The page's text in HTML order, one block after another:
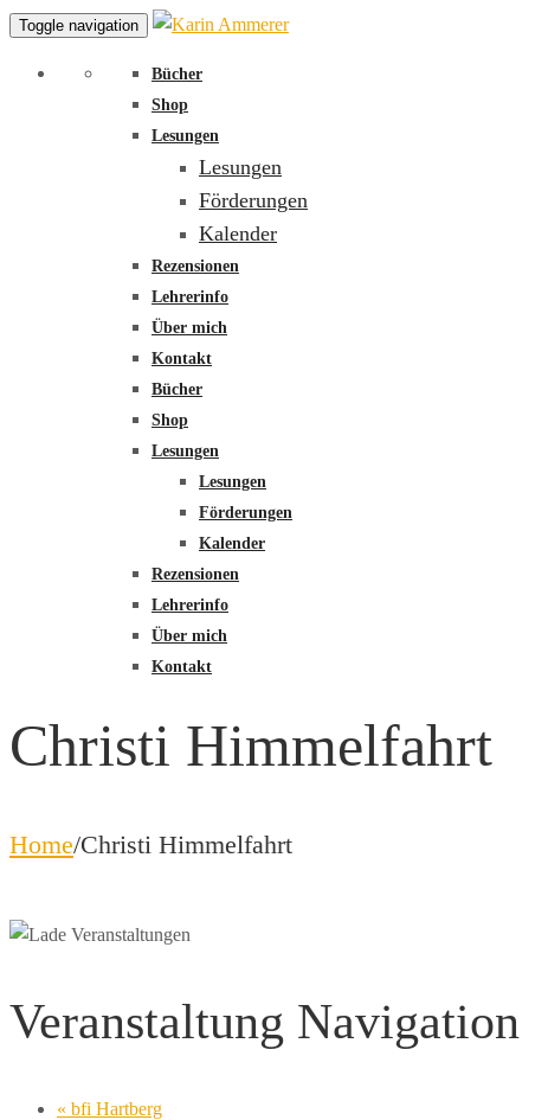
Toggle navigation
Bücher
Shop
Lesungen
Lesungen
Förderungen
Kalender
Rezensionen
Lehrerinfo
Über mich
Kontakt
Bücher
Shop
Lesungen
Lesungen
Förderungen
Kalender
Rezensionen
Lehrerinfo
Über mich
Kontakt
Christi Himmelfahrt
Home/Christi Himmelfahrt
Veranstaltung Navigation
« bfi Hartberg